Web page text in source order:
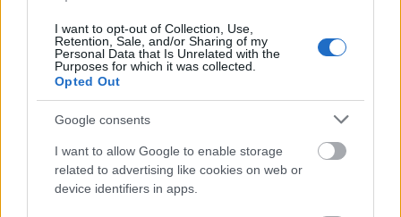
I want to opt-out of Collection, Use,
Retention, Sale, and/or Sharing of my
Personal Data that Is Unrelated with the
Purposes for which it was collected.
Opted Out
Google consents
I want to allow Google to enable storage
related to advertising like cookies on web or
device identifiers in apps.
Club Tihany Resort (Hotel és
Üdülőfalu)